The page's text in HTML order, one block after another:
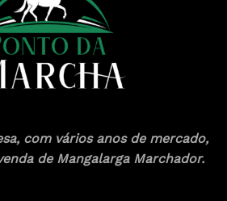
com vários anos de mercado,
de Mangalarga Marchador.